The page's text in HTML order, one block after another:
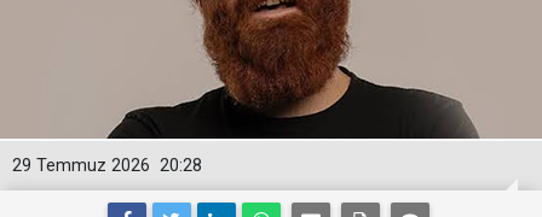
20:28
29 Temmuz 2026